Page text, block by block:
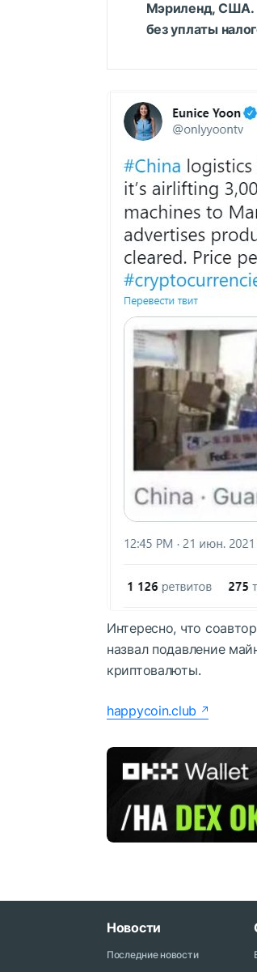
Мэриленд, США.
без уплаты
Интересно, что
назвал подавление
криптовалюты.
happycoin.club
Новости
Последние новости